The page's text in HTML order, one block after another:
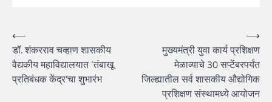
Post
navigation
⟵
डॉ. शंकरराव चव्हाण शासकीय
वैद्यकीय महाविद्यालयात ‘तंबाखू
प्रतिबंधक केंद्र’चा शुभारंभ
मुख्यमंत्री युवा कार्य प्रशिक्षण
मेळाव्याचे 30 सप्टेंबरपर्यंत
जिल्ह्यातील सर्व शासकीय औद्योगिक
प्रशिक्षण संस्थामध्ये आयोजन
⟶